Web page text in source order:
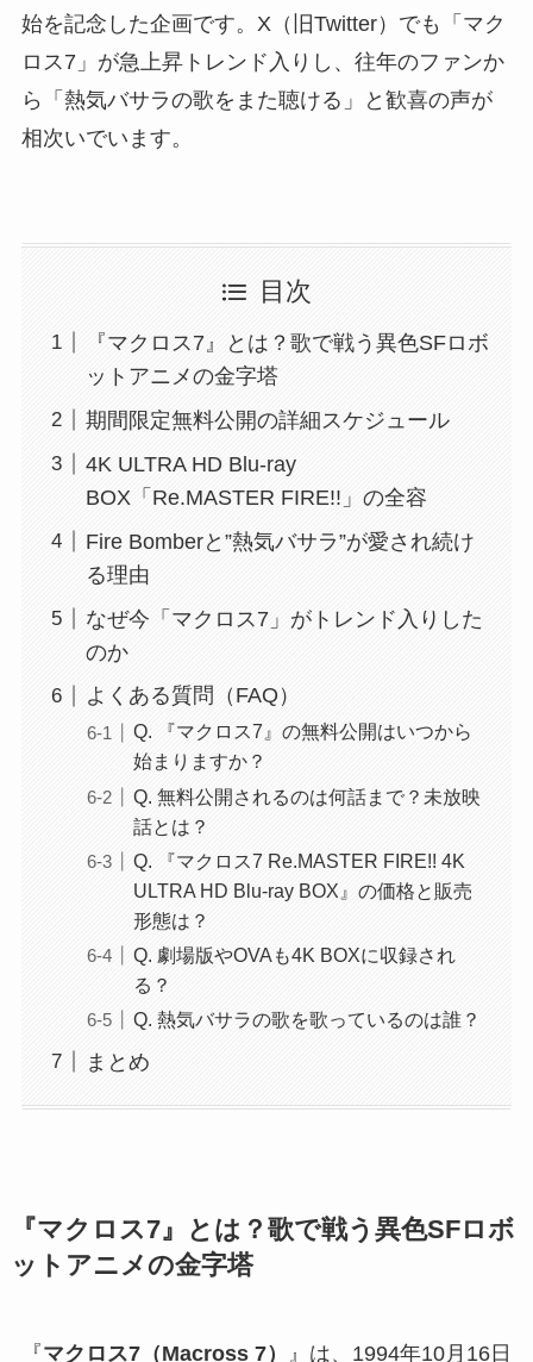
始を記念した企画です。X（旧Twitter）でも「マク
ロス7」が急上昇トレンド入りし、往年のファンか
ら「熱気バサラの歌をまた聴ける」と歓喜の声が
相次いでいます。
目次
『マクロス7』とは？歌で戦う異色SFロボ
ットアニメの金字塔
期間限定無料公開の詳細スケジュール
4K ULTRA HD Blu-ray
BOX「Re.MASTER FIRE!!」の全容
Fire Bomberと”熱気バサラ”が愛され続け
る理由
なぜ今「マクロス7」がトレンド入りした
のか
よくある質問（FAQ）
Q. 『マクロス7』の無料公開はいつから
始まりますか？
Q. 無料公開されるのは何話まで？未放映
話とは？
Q. 『マクロス7 Re.MASTER FIRE!! 4K
ULTRA HD Blu-ray BOX』の価格と販売
形態は？
Q. 劇場版やOVAも4K BOXに収録され
る？
Q. 熱気バサラの歌を歌っているのは誰？
まとめ
『マクロス7』とは？歌で戦う異色SFロボ
ットアニメの金字塔
『マクロス7（Macross 7）
』は、1994年10月16日